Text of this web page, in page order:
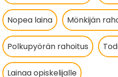
Nopea laina Mönkijän
Polkupyörän rahoitus
Lainaa opiskelijalle